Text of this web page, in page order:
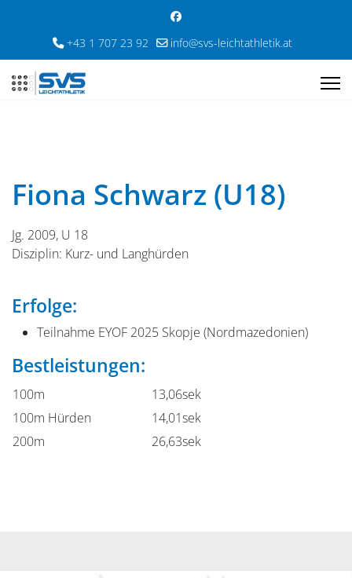
+43 1 707 23 92 info@svs-leichtathletik.at
Fiona Schwarz (U18)
Jg. 2009, U 18
Disziplin: Kurz- und Langhürden
Erfolge:
Teilnahme EYOF 2025 Skopje (Nordmazedonien)
Bestleistungen:
100m
13,06sek
100m Hürden
14,01sek
200m
26,63sek